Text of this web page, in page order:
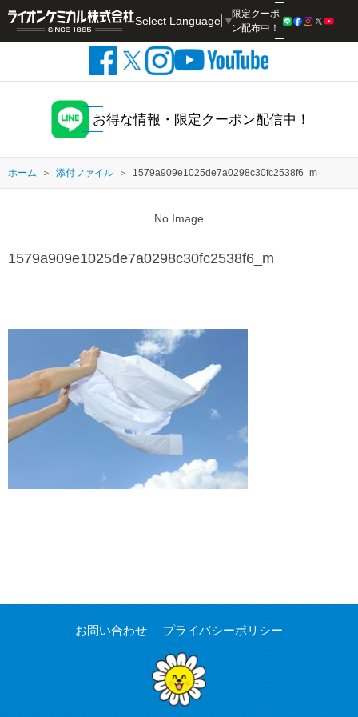
Select Language ▼
限定クーポ
ン配布中！
お得な情報・限定クーポン配信中！
ホーム 添付ファイル 1579a909e1025de7a0298c30fc2538f6_m
No Image
1579a909e1025de7a0298c30fc2538f6_m
お問い合わせ プライバシーポリシー
検索